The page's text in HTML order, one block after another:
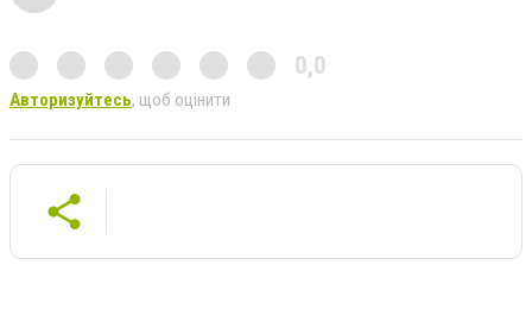
0,0
Авторизуйтесь, щоб оцінити